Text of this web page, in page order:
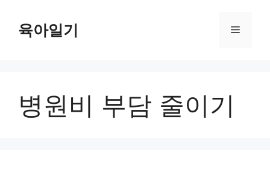
육아일기 메
병원비 부담 줄이기